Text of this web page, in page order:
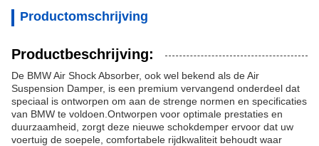
Productomschrijving
Productbeschrijving:
De BMW Air Shock Absorber, ook wel bekend als de Air
Suspension Damper, is een premium vervangend onderdeel dat
speciaal is ontworpen om aan de strenge normen en specificaties
van BMW te voldoen.Ontworpen voor optimale prestaties en
duurzaamheid, zorgt deze nieuwe schokdemper ervoor dat uw
voertuig de soepele, comfortabele rijdkwaliteit behoudt waar